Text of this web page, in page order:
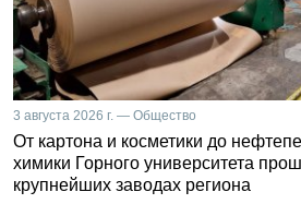
3 августа 2026 г. — Общество
От картона и косметики до
химики Горного университета
крупнейших заводах региона